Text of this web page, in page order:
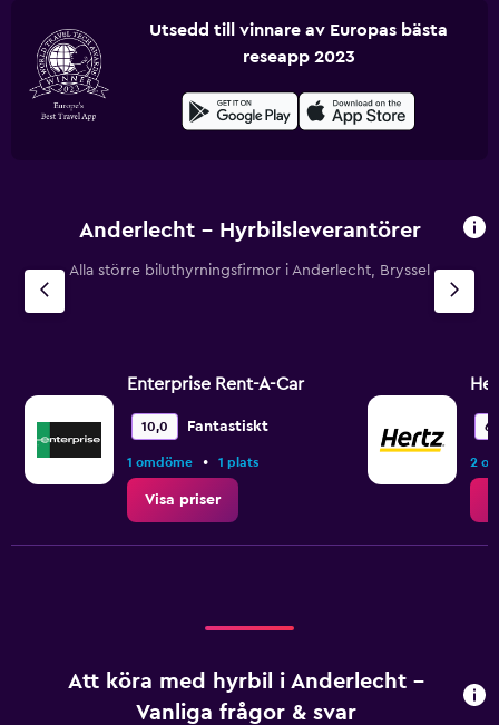
Utsedd till vinnare av Europas bästa
reseapp 2023
Anderlecht – Hyrbilsleverantörer
Alla större biluthyrningsfirmor i Anderlecht, Bryssel
Enterprise Rent-A-Car
10,0 Fantastiskt
1 omdöme • 1 plats
Visa priser
2
Att köra med hyrbil i Anderlecht –
Vanliga frågor & svar